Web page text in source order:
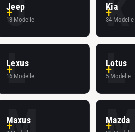
J
Jeep
13 Modelle K
Kia
34 Modelle
L
Lexus
16 Modelle L
Lotus
5 Modelle
Maxus Mazda